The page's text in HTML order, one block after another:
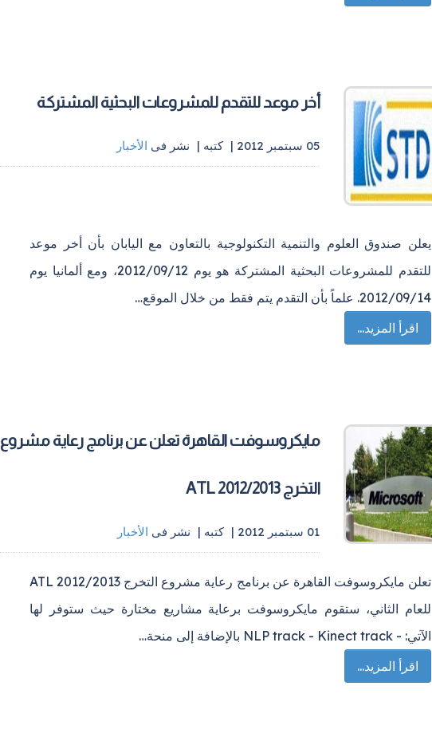
أخر موعد للتقدم للمشروعات البحثية المشتركة
05 سبتمبر 2012 | كتبه | نشر فى الأخبار
يعلن صندوق العلوم والتنمية التكنولوجية بالتعاون مع اليابان بأن أخر موعد
للتقدم للمشروعات البحثية المشتركة هو يوم 2012/09/12، ومع ألمانيا يوم
2012/09/14. علماً بأن التقدم يتم فقط من خلال الموقع…
اقرأ المزيد...
مايكروسوفت القاهرة تعلن عن برنامج رعاية مشروع
التخرج ATL 2012/2013
01 سبتمبر 2012 | كتبه | نشر فى الأخبار
تعلن مايكروسوفت القاهرة عن برنامج رعاية مشروع التخرج ATL 2012/2013
للعام الثاني، ستقوم مايكروسوفت برعاية مشاريع مختارة حيث ستوفر لها
الآتي: - NLP track - Kinect track بالإضافة إلى منحة…
اقرأ المزيد...